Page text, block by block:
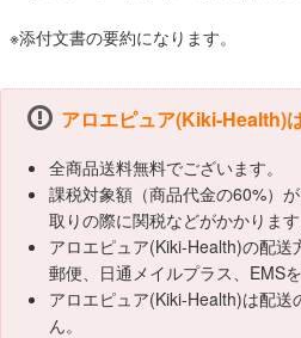
※添付文書の要約になります。
アロエピュア(Kiki-Health)
全商品送料無料でございます。
課税対象額（商品代金の60%）
取りの際に関税などがかかります
アロエピュア(Kiki-Health)の配
郵便、日通メイルプラス、EMSを
アロエピュア(Kiki-Health)は配
ん。